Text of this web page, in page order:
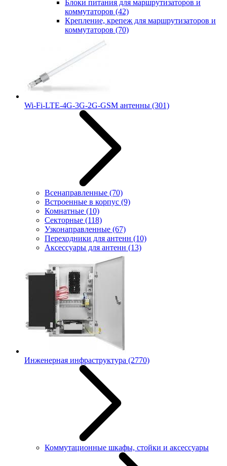
Блоки питания для маршрутизаторов и
коммутаторов (42)
Крепление, крепеж для маршрутизаторов и
коммутаторов (70)
Wi-Fi-LTE-4G-3G-2G-GSM антенны (301)
Всенаправленные (70)
Встроенные в корпус (9)
Комнатные (10)
Секторные (118)
Узконаправленные (67)
Переходники для антенн (10)
Аксессуары для антенн (13)
Инженерная инфраструктура (2770)
Коммутационные шкафы, стойки и аксессуары